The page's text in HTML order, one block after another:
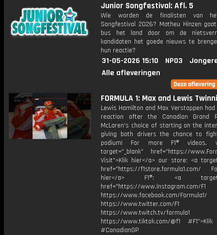
Junior Songfestival: Afl. 5
Wie worden de finalisten van
Songfestival 2026? Matheu Hinzen
bus het land door om de
kandidaten het goede nieuws te
hun reactie?
31-05-2026 15:10 NPO3
Alle afleveringen
FORMULA 1: Max and Lewis
Lewis Hamilton and Max Verstappen
reaction after the Canadian Grand
McLaren's choice of starting on the
giving both drivers the chance to
podium! For more F1® videos,
target="_blank" href="https://
Visit">Klik hier</a> our store: <a
href="https://f1store.formula1.com/
hier</a> F1®: <a
href="https://www.instagram.com/F1
https://www.facebook.com/Formula1/
https://www.twitter.com/F1
https://www.twitch.tv/formula1
https://www.tiktok.com/@f1
#CanadianGP